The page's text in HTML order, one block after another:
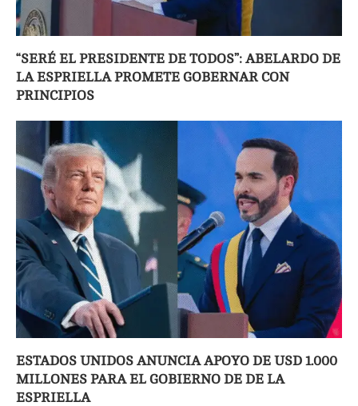
“SERÉ EL PRESIDENTE DE TODOS”: ABELARDO DE
LA ESPRIELLA PROMETE GOBERNAR CON
PRINCIPIOS
ESTADOS UNIDOS ANUNCIA APOYO DE USD 1.000
MILLONES PARA EL GOBIERNO DE DE LA
ESPRIELLA